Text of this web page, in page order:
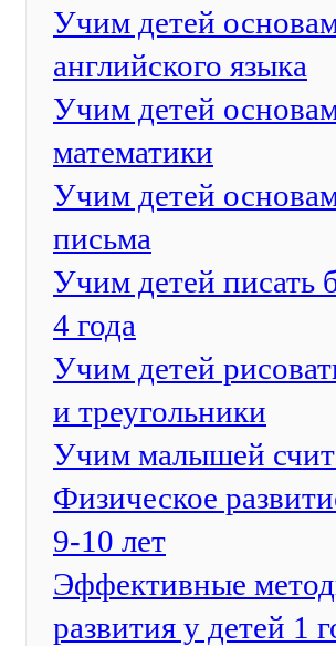
Учим детей
английского языка
Учим детей
математики
Учим детей
письма
Учим детей писать
4 года
Учим детей
и треугольники
Учим малышей
Физическое
9-10 лет
Эффективные
развития у детей 1